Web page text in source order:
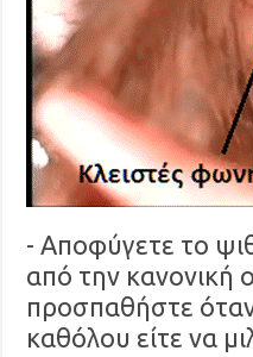
- Αποφύγετε το
από την κανονική
προσπαθήστε
καθόλου είτε να